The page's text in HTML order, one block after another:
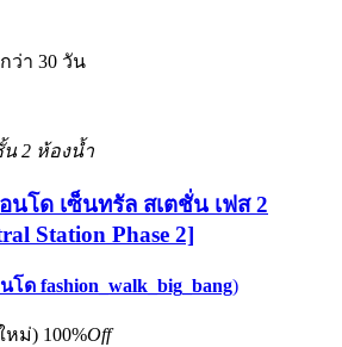
ว่า 30 วัน
น 2 ห้องน้ำ
โด เซ็นทรัล สเตชั่น เฟส 2
Station Phase 2]
โด fashion_walk_big_bang)
หม่) 100%Off